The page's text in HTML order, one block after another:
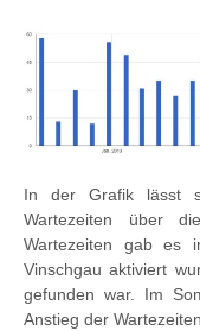
In der Grafik lässt
Wartezeiten über
Wartezeiten gab es
Vinschgau aktiviert
gefunden war. Im
Anstieg der